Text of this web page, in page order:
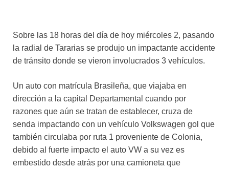
Sobre las 18 horas del día de hoy miércoles 2, pasando
la radial de Tararias se produjo un impactante accidente
de tránsito donde se vieron involucrados 3 vehículos.
Un auto con matrícula Brasileña, que viajaba en
dirección a la capital Departamental cuando por
razones que aún se tratan de establecer, cruza de
senda impactando con un vehículo Volkswagen gol que
también circulaba por ruta 1 proveniente de Colonia,
debido al fuerte impacto el auto VW a su vez es
embestido desde atrás por una camioneta que